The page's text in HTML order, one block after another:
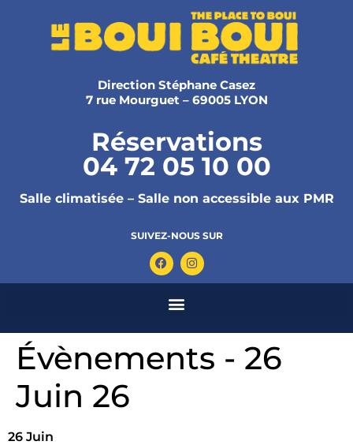
Direction Stéphane Casez
7 rue Mourguet – 69005 LYON
Réservations
04 72 05 10 00
Salle climatisée – Salle non accessible aux PMR
SUIVEZ-NOUS SUR
Évènements - 26
Juin 26
26 Juin